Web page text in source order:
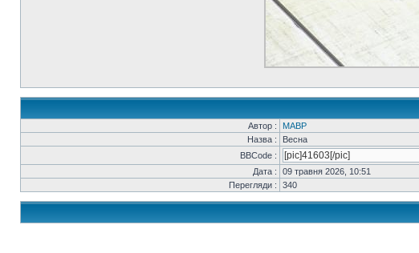
Автор :
MABP
Назва :
Весна
BBCode :
Дата :
09 травня 2026, 10:51
Перегляди :
340